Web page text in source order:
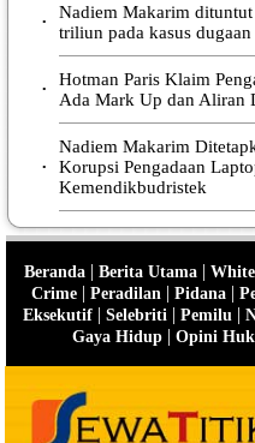
•
Nadiem Makarim
triliun pada kasus
•
Hotman Paris Klaim
Ada Mark Up dan Aliran
•
Nadiem Makarim
Korupsi Pengadaan
Kemendikbudristek
Beranda| Berita Utama|
Crime | Peradilan | Pidana |
Eksekutif| Selebriti | Pemilu |
Gaya Hidup | Opini